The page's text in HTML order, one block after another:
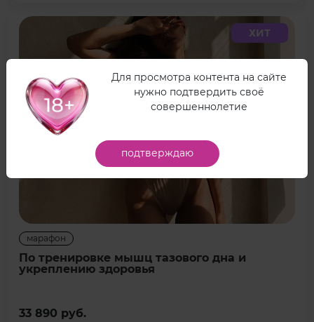
ХИТ
марафон
По тренировке мышц тазового дна и
укреплению здоровья
33 890 руб.
Для просмотра контента на сайте
нужно подтвердить своё
совершеннолетие
подтверждаю